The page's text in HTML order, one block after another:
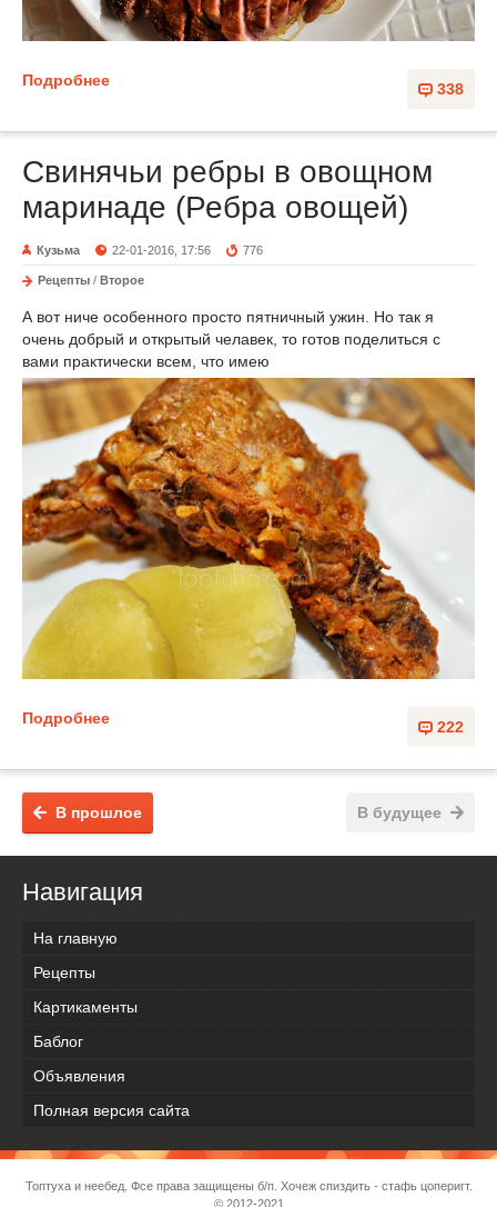
338
Подробнее
Свинячьи ребры в овощном
маринаде (Ребра овощей)
Кузьма 22-01-2016, 17:56 776
Рецепты / Второе
А вот ниче особенного просто пятничный ужин. Но так я
очень добрый и открытый челавек, то готов поделиться с
вами практически всем, что имею
222
Подробнее
В будущее
В прошлое
Навигация
На главную
Рецепты
Картикаменты
Баблог
Объявления
Полная версия сайта
Топтуха и неебед. Фсе права защищены б/п. Хочеж спиздить - стафь цоперигт.
© 2012-2021